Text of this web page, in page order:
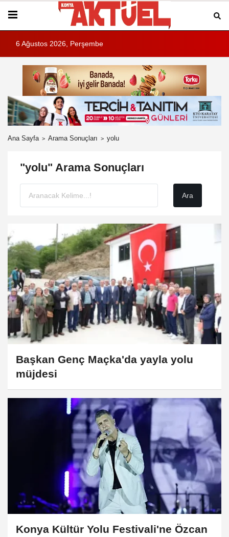
6 Ağustos 2026, Perşembe
Ana Sayfa Arama Sonuçları yolu
"yolu" Arama Sonuçları
Başkan Genç Maçka'da yayla yolu
müjdesi
Konya Kültür Yolu Festivali'ne Özcan